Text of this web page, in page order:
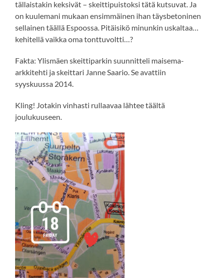
tällaistakin keksivät – skeittipuistoksi tätä kutsuvat. Ja
on kuulemani mukaan ensimmäinen ihan täysbetoninen
sellainen täällä Espoossa. Pitäisikö minunkin uskaltaa…
kehitellä vaikka oma tonttuvoltti…?
Fakta: Ylismäen skeittiparkin suunnitteli maisema-
arkkitehti ja skeittari Janne Saario. Se avattiin
syyskuussa 2014.
Kling! Jotakin vinhasti rullaavaa lähtee täältä
joulukuuseen.